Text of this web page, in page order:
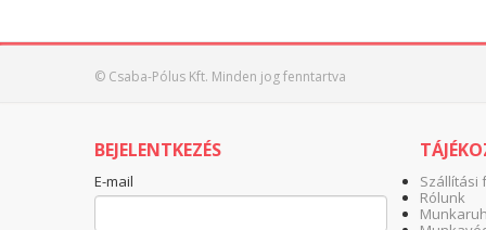
© Csaba-Pólus Kft. Minden jog fenntartva
BEJELENTKEZÉS
E-mail
Szállítási
Rólunk